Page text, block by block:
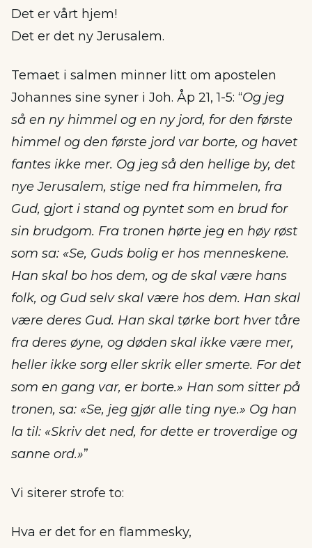
Det er vårt hjem!
Det er det ny Jerusalem.
Temaet i salmen minner litt om apostelen
Johannes sine syner i Joh. Åp 21, 1-5: “Og jeg
så en ny himmel og en ny jord, for den første
himmel og den første jord var borte, og havet
fantes ikke mer. Og jeg så den hellige by, det
nye Jerusalem, stige ned fra himmelen, fra
Gud, gjort i stand og pyntet som en brud for
sin brudgom. Fra tronen hørte jeg en høy røst
som sa: «Se, Guds bolig er hos menneskene.
Han skal bo hos dem, og de skal være hans
folk, og Gud selv skal være hos dem. Han skal
være deres Gud. Han skal tørke bort hver tåre
fra deres øyne, og døden skal ikke være mer,
heller ikke sorg eller skrik eller smerte. For det
som en gang var, er borte.» Han som sitter på
tronen, sa: «Se, jeg gjør alle ting nye.» Og han
la til: «Skriv det ned, for dette er troverdige og
sanne ord.»”
Vi siterer strofe to:
Hva er det for en flammesky,